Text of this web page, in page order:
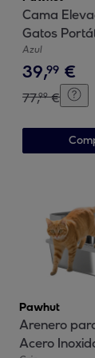
Cama
Gatos
Mascotas
Marco de
Exterior
Azul
39,99 €
77,99 €
Pawhut
Arenero
Acero